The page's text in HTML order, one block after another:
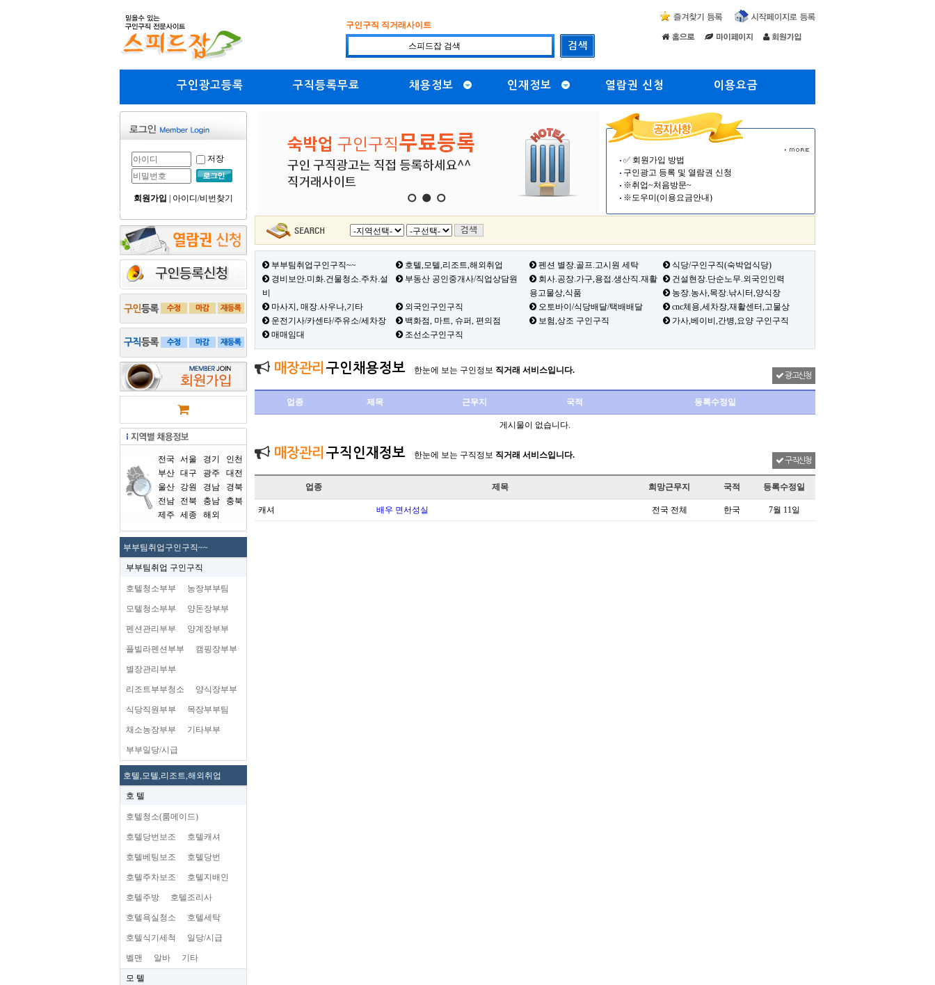
구인구직 직거래사이트
구인광고등록 구직등록무료 채용정보 인재정보 열람권 신청 이용요금
저장
회원가입 아이디/비번찾기
전국 서울 경기
인천
부산 대구 광주
대전
울산
강원 경남
경북
전남
전북 충남
충북
제주
세종 해외
부부팀취업구인구직~~
부부팀취업 구인구직
호텔청소부부 농장부부팀
모텔청소부부 양돈장부부
펜션관리부부 양계장부부
플빌라펜션부부 캠핑장부부
별장관리부부
리조트부부청소 양식장부부
식당직원부부 목장부부팀
채소농장부부 기타부부
부부일당/시급
호텔,모텔,리조트,해외취업
호 텔
호텔청소(룸메이드)
호텔당번보조 호텔캐셔
호텔베팅보조 호텔당번
호텔주차보조 호텔지배인
호텔주방 호텔조리사
호텔욕실청소 호텔세탁
호텔식기세척 일당/시급
벨맨 알바 기타
모 텔
✅ 회원가입 방법
구인광고 등록 및 열람권 신청
※취업~처음방문~
※도우미(이용요금안내)
부부팀취업구인구직~~ 호텔,모텔,리조트,해외취업 펜션 별장.골프.고시원 세탁
식당/구인구직(숙박업식당)
경비보안.미화.건물청소.주차.설
비
부동산 공인중개사/직업상담원
회사.공장.가구,용접.생산직.재활
용고물상,식품
건설현장.단순노무.외국인인력
농장.농사,목장.낚시터,양식장
마사지, 매장.사우나,기타
외국인구인구직 오토바이/식당배달/택배배달
cnc체용,세차장,재활센터,고물상
운전기사/카센타/주유소/세차장
백화점, 마트, 슈퍼, 편의점 보험,상조 구인구직
가사,베이비,간병,요양 구인구직
매매임대
조선소구인구직
매장관리 구인채용정보 한눈에 보는 구인정보 직거래 서비스입니다.
광고신청
업종 제목 근무지 국적 등록수정일
게시물이 없습니다.
매장관리 구직인재정보 한눈에 보는 구직정보 직거래 서비스입니다.
구직신청
업종 제목 희망근무지 국적 등록수정일
캐셔 배우 면서성실 전국 전체 한국 7월 11일